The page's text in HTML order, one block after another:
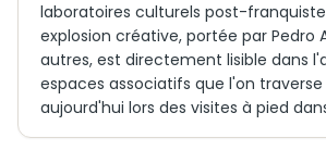
laboratoires culturels post-
explosion créative, portée par Pedro
autres, est directement lisible dans
espaces associatifs que l'on
aujourd'hui lors des visites à pied